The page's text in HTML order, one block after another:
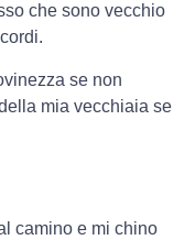
che sono vecchio
se non
mia vecchiaia se
camino e mi chino